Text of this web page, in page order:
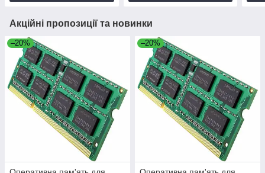
Акційні пропозиції та новинки
–20% –20%